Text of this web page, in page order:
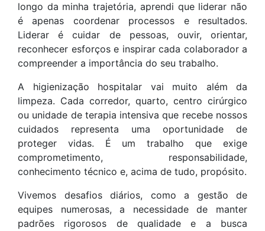
longo da minha trajetória, aprendi que liderar não
é apenas coordenar processos e resultados.
Liderar é cuidar de pessoas, ouvir, orientar,
reconhecer esforços e inspirar cada colaborador a
compreender a importância do seu trabalho.
A higienização hospitalar vai muito além da
limpeza. Cada corredor, quarto, centro cirúrgico
ou unidade de terapia intensiva que recebe nossos
cuidados representa uma oportunidade de
proteger vidas. É um trabalho que exige
comprometimento, responsabilidade,
conhecimento técnico e, acima de tudo, propósito.
Vivemos desafios diários, como a gestão de
equipes numerosas, a necessidade de manter
padrões rigorosos de qualidade e a busca